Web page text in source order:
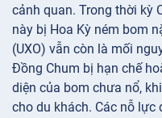
cảnh quan. Trong thời kỳ
này bị Hoa Kỳ ném bom
(UXO) vẫn còn là mối
Đồng Chum bị hạn chế
diện của bom chưa nổ,
cho du khách. Các nỗ